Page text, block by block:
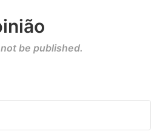
be published.